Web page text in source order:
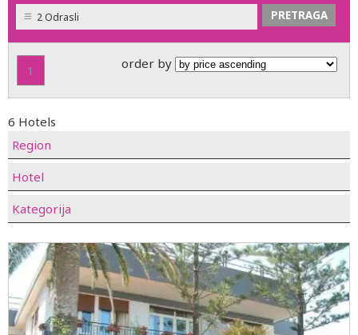
2 Odrasli
1 order by
6 Hotels
Region
Hotel
Kategorija